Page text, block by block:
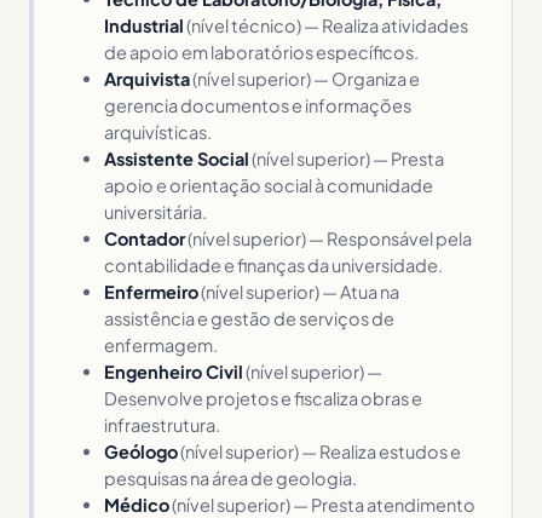
Industrial(nível técnico) — Realiza atividades
de apoio em laboratórios específicos.
Arquivista(nível superior) — Organiza e
gerencia documentos e informações
arquivísticas.
Assistente Social(nível superior) — Presta
apoio e orientação social à comunidade
universitária.
Contador(nível superior) — Responsável pela
contabilidade e finanças da universidade.
Enfermeiro(nível superior) — Atua na
assistência e gestão de serviços de
enfermagem.
Engenheiro Civil(nível superior) —
Desenvolve projetos e fiscaliza obras e
infraestrutura.
Geólogo(nível superior) — Realiza estudos e
pesquisas na área de geologia.
Médico(nível superior) — Presta atendimento